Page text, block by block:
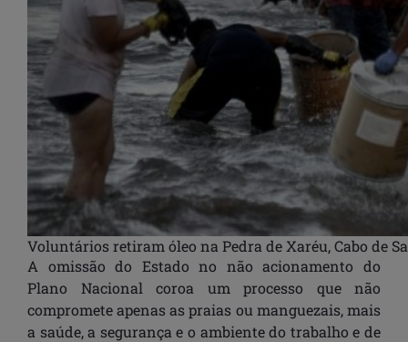
Voluntários retiram óleo na Pedra de Xaréu, Cabo de
A omissão do Estado no não acionamento do
Plano Nacional coroa um processo que não
compromete apenas as praias ou manguezais, mais
a saúde, a segurança e o ambiente do trabalho e de